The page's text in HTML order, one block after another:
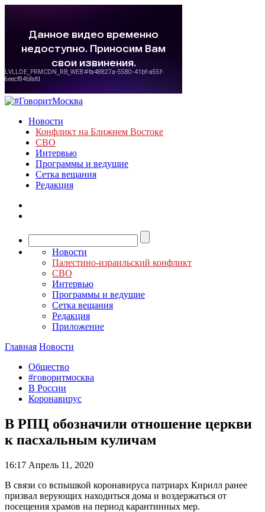
Новости
Конфликт на Ближнем Востоке
СВО
Интервью
Программы и ведущие
Сетка вещания
Редакция
Новости
Палестино-израильский конфликт
СВО
Интервью
Программы и ведущие
Сетка вещания
Редакция
Приложение
Главная Новости
Общество
#говоритмосква
В России
Коронавирус
В РПЦ обозначили отношение церкви
к пасхальным куличам
16:17 Апрель 11, 2020
В связи со вспышкой коронавируса патриарх Кирилл ранее
призвал верующих находиться дома и воздержаться от
посещения храмов на период карантинных мер.